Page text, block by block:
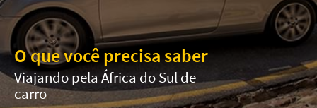
O que você precisa saber
Viajando pela África do Sul de
carro